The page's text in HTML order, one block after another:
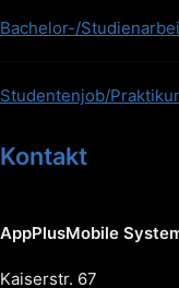
Bachelor-/
Studentenjob/
Kontakt
AppPlusMobile
Kaiserstr. 67